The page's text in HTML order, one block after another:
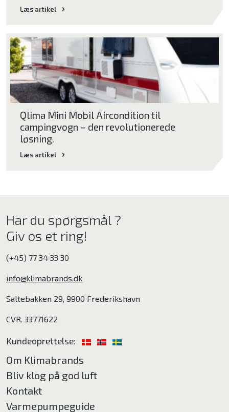
Læs artikel
Qlima Mini Mobil Aircondition til
campingvogn – den revolutionerede
løsning.
Læs artikel
Har du spørgsmål ?
Giv os et ring!
(+45) 77 34 33 30
info@klimabrands.dk
Saltebakken 29, 9900 Frederikshavn
CVR. 33771622
Kundeoprettelse:
Om Klimabrands
Bliv klog på god luft
Kontakt
Varmepumpeguide